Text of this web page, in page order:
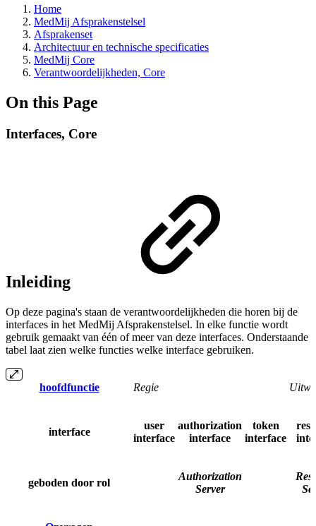
Home
MedMij Afsprakenstelsel
Afsprakenset
Architectuur en technische specificaties
MedMij Core
Verantwoordelijkheden, Core
On this Page
Interfaces, Core
Inleiding
Op deze pagina's staan de verantwoordelijkheden die horen bij de
interfaces in het MedMij Afsprakenstelsel. In elke functie wordt
gebruik gemaakt van één of meer van deze interfaces. Onderstaande
tabel laat zien welke functies welke interface gebruiken.
hoofdfunctie Regie
interface
user
interface
authorization
interface
token
interface
geboden door rol
Authorization
Server